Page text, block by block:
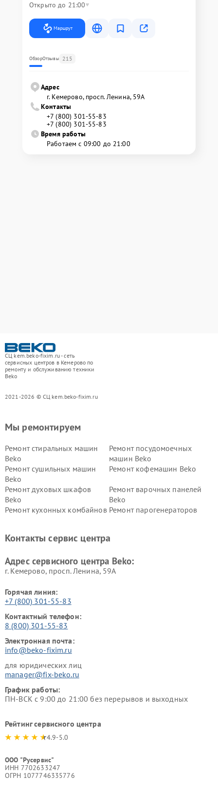
Открыто до 21:00
Маршрут
ОбзорОтзывы 215
Адрес
г. Кемерово, просп. Ленина, 59А
Контакты
+7 (800) 301-55-83
+7 (800) 301-55-83
Время работы
Работаем с 09:00 до 21:00
СЦ kem.beko-fixim.ru - сеть
сервисных центров в Кемерово по
ремонту и обслуживанию техники
Beko
2021-2026 © СЦ kem.beko-fixim.ru
Мы ремонтируем
Ремонт стиральных машин
Beko
Ремонт посудомоечных
машин Beko
Ремонт сушильных машин
Beko
Ремонт кофемашин Beko
Ремонт духовых шкафов
Beko
Ремонт варочных панелей
Beko
Ремонт кухонных комбайнов Ремонт парогенераторов
Ремонт холодильников Beko Ремонт морозильных камер
Контакты сервис центра
Адрес сервисного центра Beko:
г. Кемерово, просп. Ленина, 59А
Горячая линия:
+7 (800) 301-55-83
Контактный телефон:
8 (800) 301-55-83
Электронная почта:
info@beko-fixim.ru
для юридических лиц
manager@fix-beko.ru
График работы:
ПН-ВСК с 9:00 до 21:00 без перерывов и выходных
Рейтинг сервисного центра
4.9-5.0
ООО "Русервис"
ИНН 7702633247
ОГРН 1077746335776